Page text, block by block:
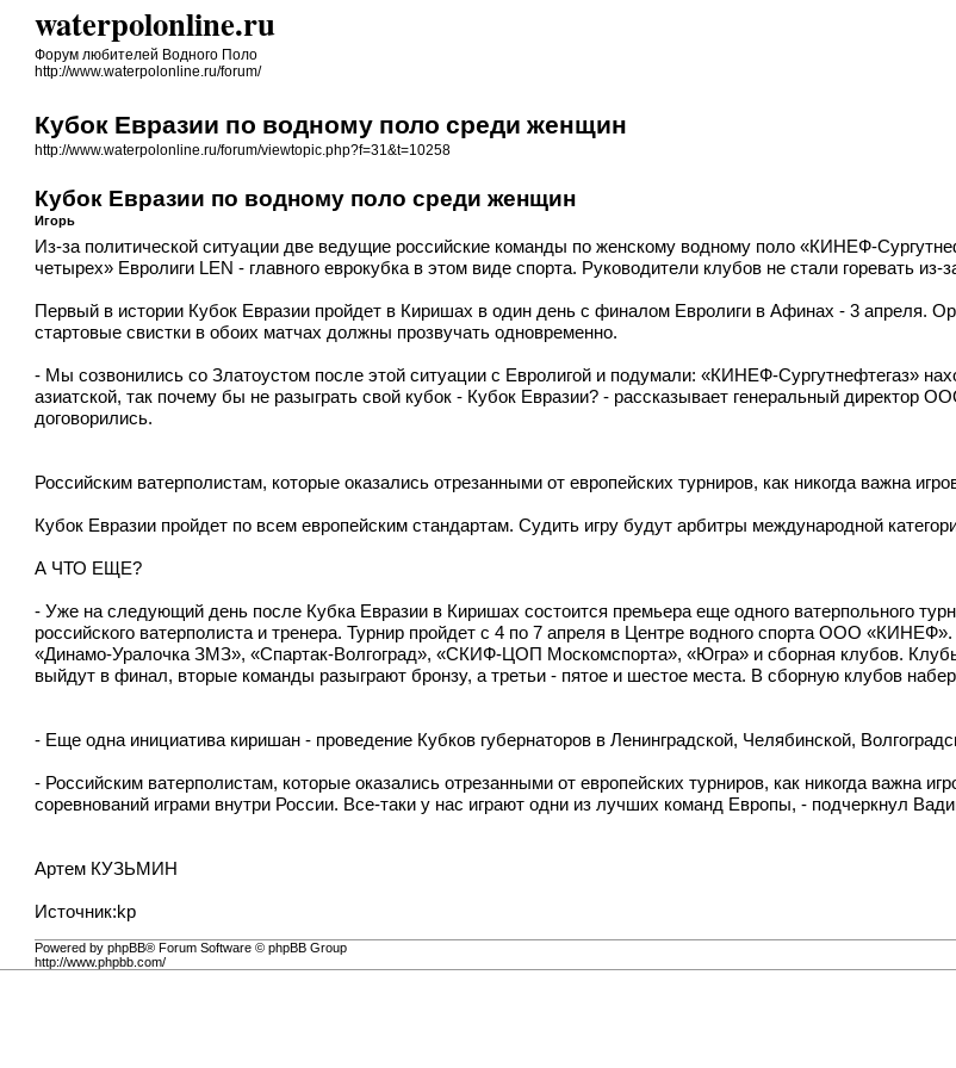
waterpolonline.ru
Форум любителей Водного Поло
http://www.waterpolonline.ru/forum/
Кубок Евразии по водному поло среди женщин
http://www.waterpolonline.ru/forum/viewtopic.php?f=31&t=10258
Кубок Евразии по водному поло среди женщин
Игорь
Из-за политической ситуации две ведущие российские команды по женскому водному поло «КИНЕФ-
четырех» Евролиги LEN - главного еврокубка в этом виде спорта. Руководители клубов не стали горевать
Первый в истории Кубок Евразии пройдет в Киришах в один день с финалом Евролиги в Афинах - 3 апреля.
стартовые свистки в обоих матчах должны прозвучать одновременно.
- Мы созвонились со Златоустом после этой ситуации с Евролигой и подумали: «КИНЕФ-Сургутнефтегаз»
азиатской, так почему бы не разыграть свой кубок - Кубок Евразии? - рассказывает генеральный
договорились.
Российским ватерполистам, которые оказались отрезанными от европейских турниров, как никогда важна
Кубок Евразии пройдет по всем европейским стандартам. Судить игру будут арбитры международной
А ЧТО ЕЩЕ?
- Уже на следующий день после Кубка Евразии в Киришах состоится премьера еще одного ватерпольного
российского ватерполиста и тренера. Турнир пройдет с 4 по 7 апреля в Центре водного спорта ООО
«Динамо-Уралочка ЗМЗ», «Спартак-Волгоград», «СКИФ-ЦОП Москомспорта», «Югра» и сборная клубов.
выйдут в финал, вторые команды разыграют бронзу, а третьи - пятое и шестое места. В сборную клубов
- Еще одна инициатива киришан - проведение Кубков губернаторов в Ленинградской, Челябинской,
- Российским ватерполистам, которые оказались отрезанными от европейских турниров, как никогда важна
соревнований играми внутри России. Все-таки у нас играют одни из лучших команд Европы, - подчеркнул
Артем КУЗЬМИН
Источник:kp
Powered by phpBB® Forum Software © phpBB Group
http://www.phpbb.com/